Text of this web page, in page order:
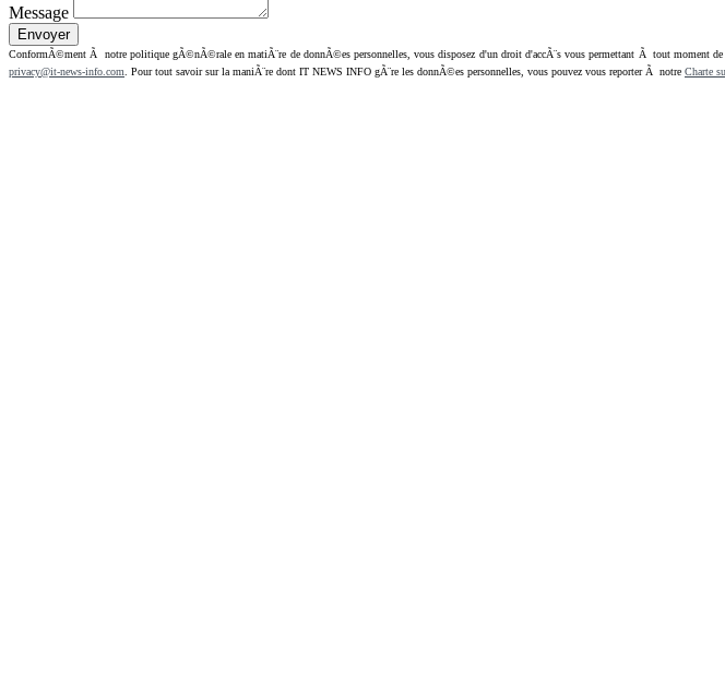
Message
ConformÃ©ment Ã notre politique gÃ©nÃ©rale en matiÃ¨re de donnÃ©es personnelles, vous disposez d'un droit d'accÃ¨s vous permettant Ã tout moment
privacy@it-news-info.com . Pour tout savoir sur la maniÃ¨re dont IT NEWS INFO gÃ¨re les donnÃ©es personnelles, vous pouvez vous reporter Ã notre Charte